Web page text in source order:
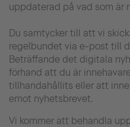
uppdaterad på vad som är
Du samtycker till att vi
regelbundet via e-post till
Beträffande det digitala
förhand att du är
tillhandahållits eller att
emot nyhetsbrevet.
Vi kommer att behandla